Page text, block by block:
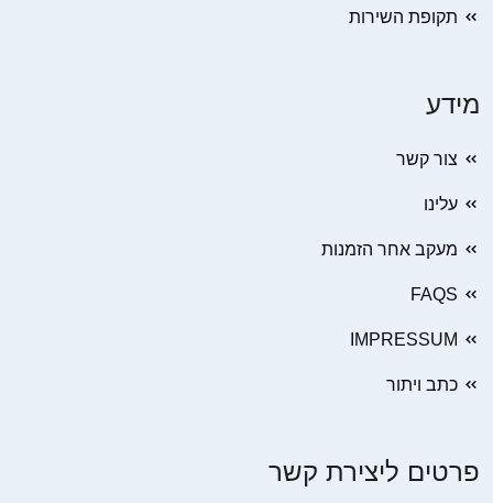
תקופת השירות
מידע
צור קשר
עלינו
מעקב אחר הזמנות
FAQS
IMPRESSUM
כתב ויתור
פרטים ליצירת קשר